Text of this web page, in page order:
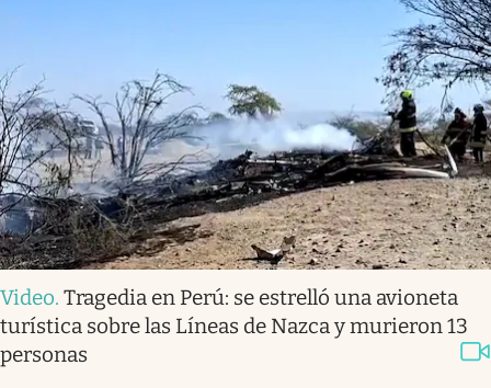
Video. Tragedia en Perú: se estrelló una avioneta
turística sobre las Líneas de Nazca y murieron 13
personas